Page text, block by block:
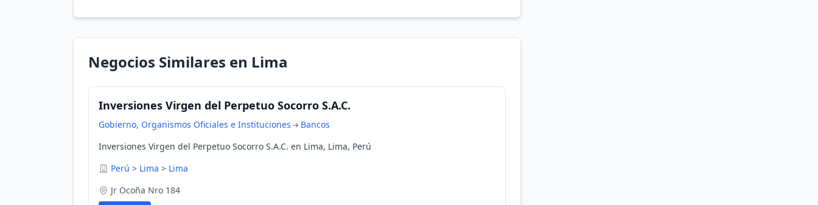
Negocios Similares en Lima
Inversiones Virgen del Perpetuo Socorro S.A.C.
Gobierno, Organismos Oficiales e Instituciones
Bancos
Inversiones Virgen del Perpetuo Socorro S.A.C. en Lima, Lima, Perú
Perú > Lima > Lima
Jr Ocoña Nro 184